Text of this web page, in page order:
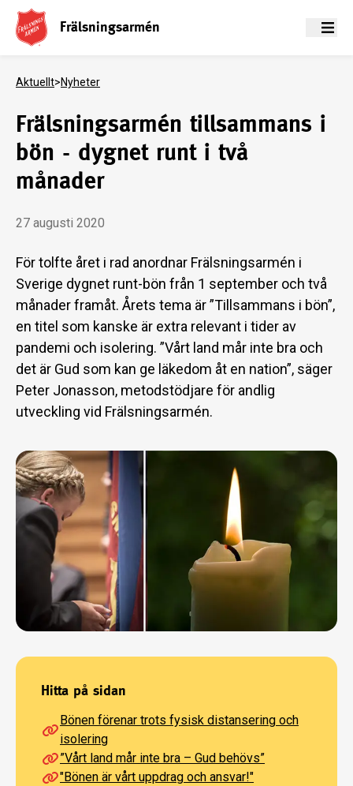
Frälsningsarmén Meny
Aktuellt>Nyheter
Frälsningsarmén tillsammans i
bön - dygnet runt i två
månader
27 augusti 2020
För tolfte året i rad anordnar Frälsningsarmén i
Sverige dygnet runt-bön från 1 september och två
månader framåt. Årets tema är ”Tillsammans i bön”,
en titel som kanske är extra relevant i tider av
pandemi och isolering. ”Vårt land mår inte bra och
det är Gud som kan ge läkedom åt en nation”, säger
Peter Jonasson, metodstödjare för andlig
utveckling vid Frälsningsarmén.
Hitta på sidan
Bönen förenar trots fysisk distansering och
isolering
”Vårt land mår inte bra – Gud behövs”
"Bönen är vårt uppdrag och ansvar!"